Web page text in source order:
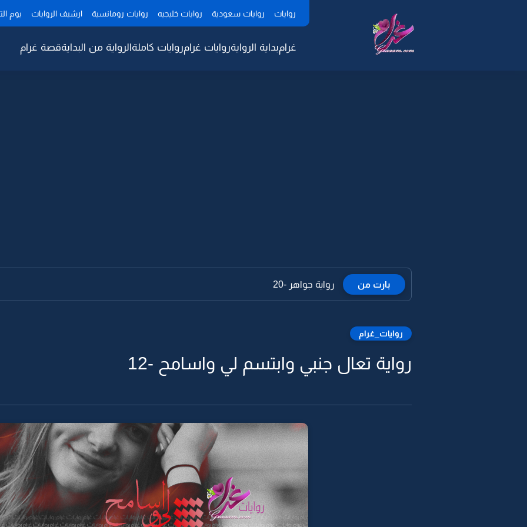
روايات روايات سعودية روايات خليجيه روايات رومانسية ارشيف الروايات يوم
غرامبداية الروايةروايات غرامروايات كاملةالرواية من البدايةقصة غرام
بارت من رواية جواهر -20
روايات_غرام
رواية تعال جنبي وابتسم لي واسامح -12